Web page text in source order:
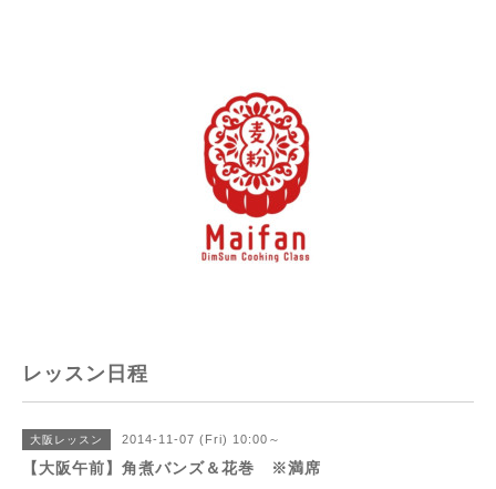
レッスン日程
大阪レッスン 2014-11-07 (Fri) 10:00～
【大阪午前】角煮バンズ＆花巻 ※満席